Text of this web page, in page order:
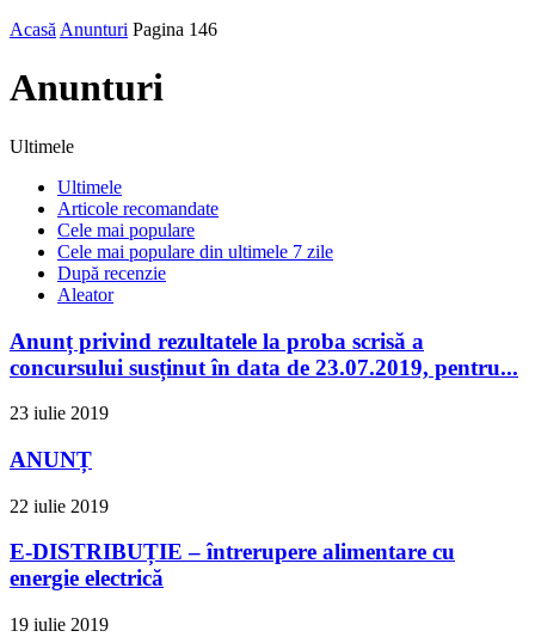
Acasă Anunturi Pagina 146
Anunturi
Ultimele
Ultimele
Articole recomandate
Cele mai populare
Cele mai populare din ultimele 7 zile
După recenzie
Aleator
Anunț privind rezultatele la proba scrisă a
concursului susținut în data de 23.07.2019, pentru...
23 iulie 2019
ANUNȚ
22 iulie 2019
E-DISTRIBUȚIE – întrerupere alimentare cu
energie electrică
19 iulie 2019